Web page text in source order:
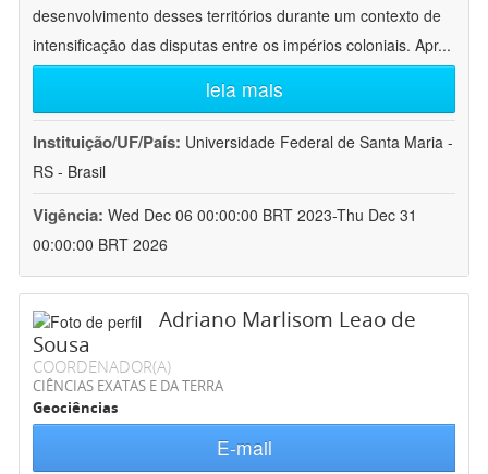
desenvolvimento desses territórios durante um contexto de
intensificação das disputas entre os impérios coloniais. Apr...
leia mais
Instituição/UF/País: Universidade Federal de Santa Maria -
RS - Brasil
Vigência: Wed Dec 06 00:00:00 BRT 2023-Thu Dec 31
00:00:00 BRT 2026
Adriano Marlisom Leao de
Sousa
COORDENADOR(A)
CIÊNCIAS EXATAS E DA TERRA
Geociências
E-mail